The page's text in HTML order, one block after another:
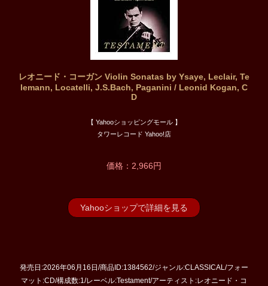
レオニード・コーガン Violin Sonatas by Ysaye, Leclair, Te
lemann, Locatelli, J.S.Bach, Paganini / Leonid Kogan, C
D
【 Yahooショッピングモール 】
タワーレコード Yahoo!店
価格：2,966円
Yahooショップで詳細を見る
発売日:2026年06月16日/商品ID:1384562/ジャンル:CLASSICAL/フォー
マット:CD/構成数:1/レーベル:Testament/アーティスト:レオニード・コ